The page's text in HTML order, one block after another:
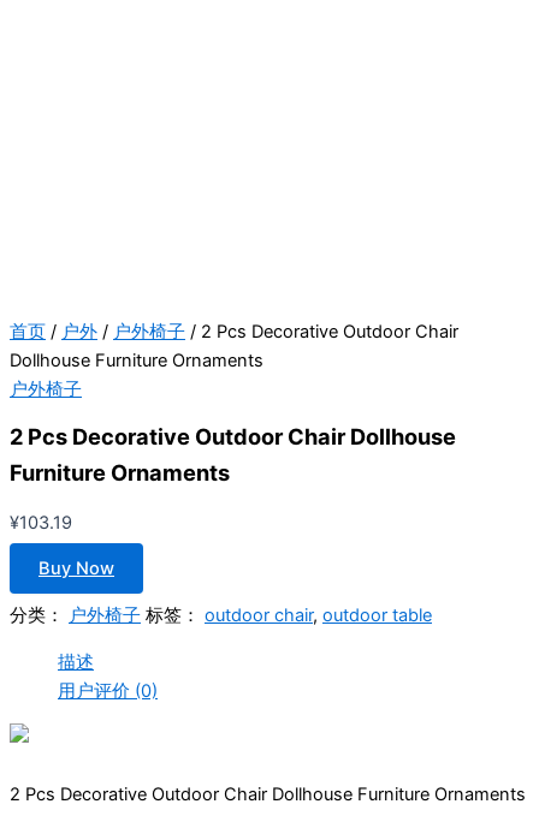
首页 / 户外 / 户外椅子 / 2 Pcs Decorative Outdoor Chair
Dollhouse Furniture Ornaments
户外椅子
2 Pcs Decorative Outdoor Chair Dollhouse
Furniture Ornaments
¥103.19
Buy Now
分类： 户外椅子 标签： outdoor chair, outdoor table
描述
用户评价 (0)
2 Pcs Decorative Outdoor Chair Dollhouse Furniture Ornaments